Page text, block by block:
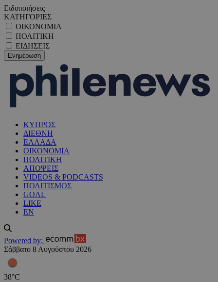
Ειδοποιήσεις
ΚΑΤΗΓΟΡΙΕΣ
ΟΙΚΟΝΟΜΙΑ
ΠΟΛΙΤΙΚΗ
ΕΙΔΗΣΕΙΣ
ΚΥΠΡΟΣ
ΔΙΕΘΝΗ
ΕΛΛΑΔΑ
ΟΙΚΟΝΟΜΙΑ
ΠΟΛΙΤΙΚΗ
ΑΠΟΨΕΙΣ
VIDEOS & PODCASTS
ΠΟΛΙΤΙΣΜΟΣ
GOAL
LIKE
EN
Powered by:
Σάββατο 8 Αυγούστου 2026
38°C